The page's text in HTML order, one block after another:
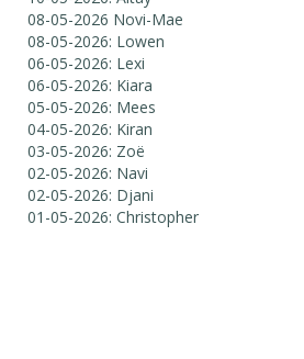
08-05-2026 Novi-Mae
08-05-2026: Lowen
06-05-2026: Lexi
06-05-2026: Kiara
05-05-2026: Mees
04-05-2026: Kiran
03-05-2026: Zoë
02-05-2026: Navi
02-05-2026: Djani
01-05-2026: Christopher